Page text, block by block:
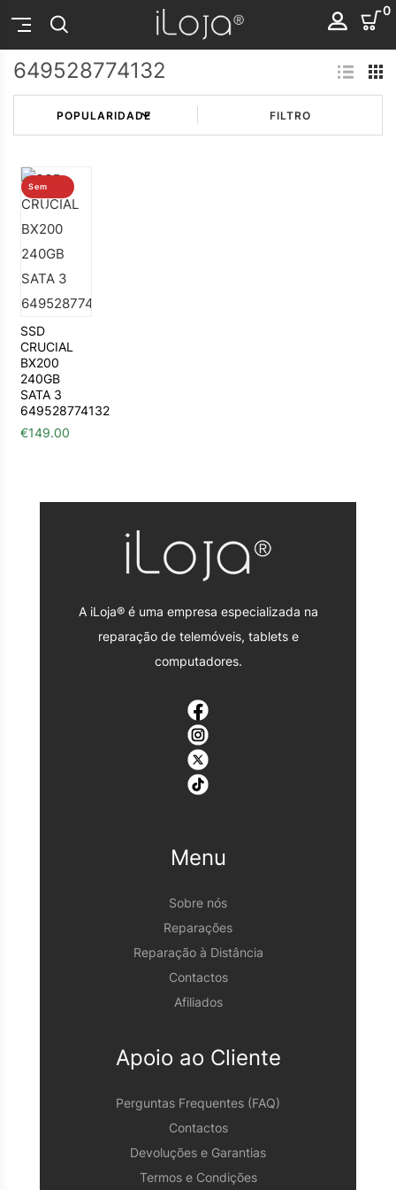
0
649528774132
FILTRO
Sem
stock
SSD
CRUCIAL
BX200
240GB
SATA 3
649528774132
€149.00
A iLoja® é uma empresa especializada na
reparação de telemóveis, tablets e
computadores.
Menu
Sobre nós
Reparações
Reparação à Distância
Contactos
Afiliados
Apoio ao Cliente
Perguntas Frequentes (FAQ)
Contactos
Devoluções e Garantias
Termos e Condições